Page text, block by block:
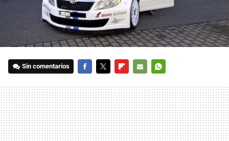
Sin comentarios
MAIL